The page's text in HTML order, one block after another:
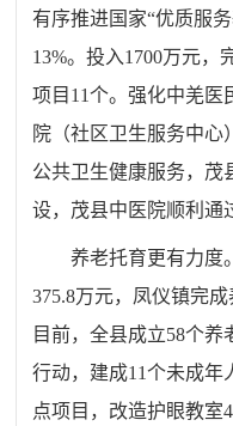
有序推进国家“优质服
13%。投 入1700万元，
项目11个。强化中羌医
院（社区卫生服务中
公共卫生健康服务，茂
设，茂县中医院顺利通
养老托育更有力度
375.8万元，凤仪镇完
目前，全县成立58个养
行动，建成11个未成年
点项目，改造护眼教室